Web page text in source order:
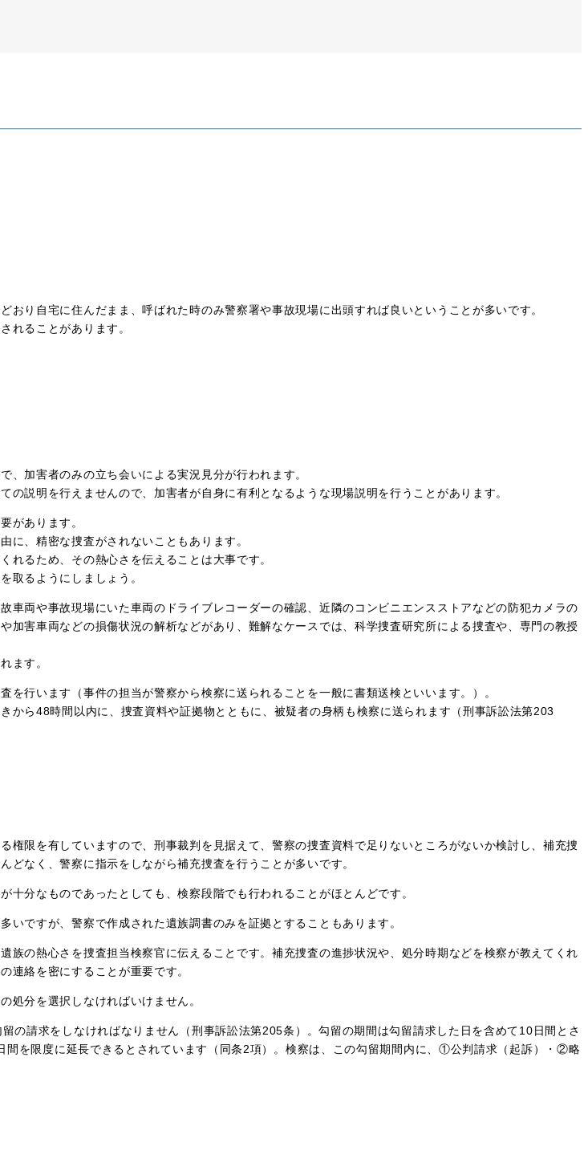
り自宅に住んだまま、呼ばれた時のみ警察署や事故現場に出頭すれば良いということが多いです。
れることがあります。
加害者のみの立ち会いによる実況見分が行われます。
説明を行えませんので、加害者が自身に有利となるような現場説明を行うことがあります。
があります。
に、精密な捜査がされないこともあります。
れるため、その熱心さを伝えることは大事です。
取るようにしましょう。
両や事故現場にいた車両のドライブレコーダーの確認、近隣のコンビニエンスストアなどの防犯カメラの
害車両などの損傷状況の解析などがあり、難解なケースでは、科学捜査研究所による捜査や、専門の教授
ます。
行います（事件の担当が警察から検察に送られることを一般に書類送検といいます。）。
から48時間以内に、捜査資料や証拠物とともに、被疑者の身柄も検察に送られます（刑事訴訟法第203
限を有していますので、刑事裁判を見据えて、警察の捜査資料で足りないところがないか検討し、補充捜
なく、警察に指示をしながら補充捜査を行うことが多いです。
分なものであったとしても、検察段階でも行われることがほとんどです。
ですが、警察で作成された遺族調書のみを証拠とすることもあります。
族の熱心さを捜査担当検察官に伝えることです。補充捜査の進捗状況や、処分時期などを検察が教えてくれ
連絡を密にすることが重要です。
分を選択しなければいけません。
の請求をしなければなりません（刑事訴訟法第205条）。勾留の期間は勾留請求した日を含めて10日間とさ
を限度に延長できるとされています（同条2項）。検察は、この勾留期間内に、①公判請求（起訴）・②略